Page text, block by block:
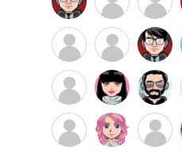
زهرا ~ ابتین
سید
محمد
موسوی
داود
رضیی
طرفدار
میلی
بابی
براون
کیوان
کیانی
امیروو
ملیکا
منتظری
عارفه
داستانپور